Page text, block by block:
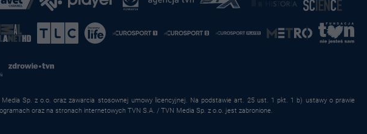
Sp. z o.o. oraz zawarcia stosownej umowy licencyjnej. Na podstawie art. 25 ust. 1 pkt. 1 b) ustawy o prawie
oraz na stronach internetowych TVN S.A. / TVN Media Sp. z o.o. jest zabronione.